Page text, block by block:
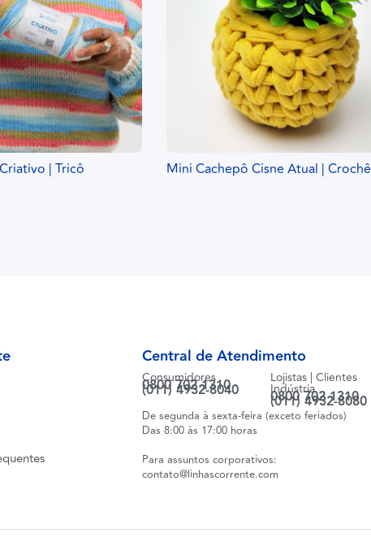
| Tricô Mini Cachepô Cisne Atual | Crochê
Central de Atendimento
Consumidores
0800 702 1310
(011) 4932-8040
Lojistas | Clientes
Indústria
0800 702 1310
(011) 4932-8080
De segunda à sexta-feira (exceto feriados)
Das 8:00 às 17:00 horas
Para assuntos corporativos:
contato@linhascorrente.com